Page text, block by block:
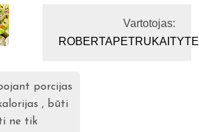
Vartotojas:
ROBERTAPETRUKAITYTE
porcijas
, būti
ne tik